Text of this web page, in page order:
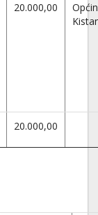
20.000,00
20.000,00